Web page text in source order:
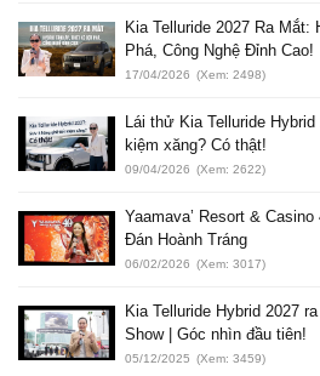
Kia Telluride 2027 Ra
Phá, Công Nghệ Đỉnh Cao!
17/04/2026 (Xem: 2498)
Lái thử Kia Telluride
kiệm xăng? Có thật!
09/04/2026 (Xem: 2622)
Yaamava’ Resort &
Đán Hoành Tráng
06/02/2026 (Xem: 3017)
Kia Telluride Hybrid 2027
Show | Góc nhìn đầu tiên!
05/12/2025 (Xem: 3459)